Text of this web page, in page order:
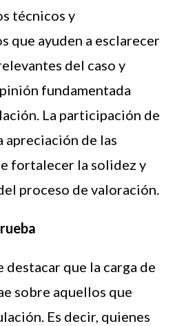
técnicos y
que ayuden a esclarecer
del caso y
fundamentada
La participación de
apreciación de las
fortalecer la solidez y
proceso de valoración.
destacar que la carga de
sobre aquellos que
Es decir, quienes